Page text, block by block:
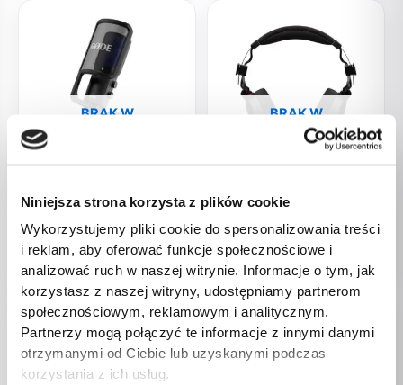
Niniejsza strona korzysta z plików cookie
Wykorzystujemy pliki cookie do spersonalizowania treści
i reklam, aby oferować funkcje społecznościowe i
analizować ruch w naszej witrynie. Informacje o tym, jak
korzystasz z naszej witryny, udostępniamy partnerom
społecznościowym, reklamowym i analitycznym.
Partnerzy mogą połączyć te informacje z innymi danymi
otrzymanymi od Ciebie lub uzyskanymi podczas
korzystania z ich usług.
BRAK W
RODE NT-USB+ – Mikrofon
Pojemnościowy USB
993,00zł
BRAK W
MAGAZYNIE
RODE NTH-100 Headphones
783,00zł